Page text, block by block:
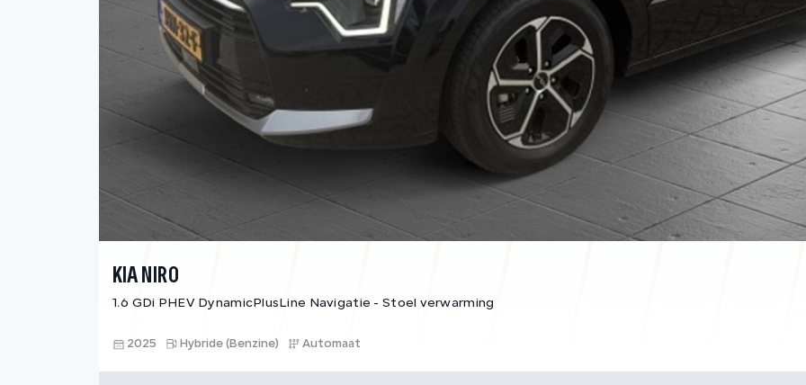
KIA NIRO
1.6 GDi PHEV DynamicPlusLine Navigatie - Stoel verwarming
2025 Hybride (Benzine) Automaat